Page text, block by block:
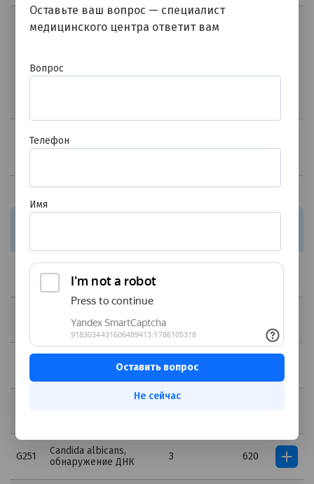
G234
Обнаружение РНК
ротовируса группы А
G2), астровирусов
G235
биоптате слизистой
желудка, обнаружение
6
Прочие инфекции
обнаружение ДНК
обнаружение ДНК
обнаружение ДНК
3
G251
Candida albicans,
обнаружение ДНК
3 620
Оставьте ваш вопрос — специалист
медицинского центра ответит вам
Вопрос
Телефон
Имя
Не сейчас